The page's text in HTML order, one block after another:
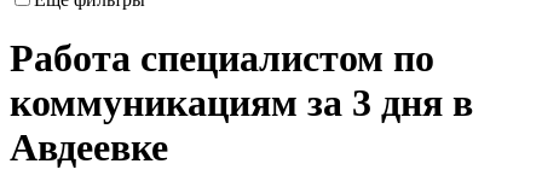
Работа специалистом по
коммуникациям за 3 дня в
Авдеевке